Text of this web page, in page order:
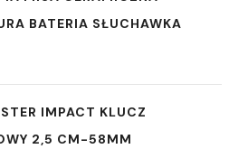
BATERIA SŁUCHAWKA
IMPACT KLUCZ
2,5 CM-58MM